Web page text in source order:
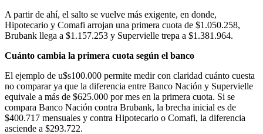
A partir de ahí, el salto se vuelve más exigente, en donde,
Hipotecario y Comafi arrojan una primera cuota de $1.050.258,
Brubank llega a $1.157.253 y Supervielle trepa a $1.381.964.
Cuánto cambia la primera cuota según el banco
El ejemplo de u$s100.000 permite medir con claridad cuánto cuesta
no comparar ya que la diferencia entre Banco Nación y Supervielle
equivale a más de $625.000 por mes en la primera cuota. Si se
compara Banco Nación contra Brubank, la brecha inicial es de
$400.717 mensuales y contra Hipotecario o Comafi, la diferencia
asciende a $293.722.